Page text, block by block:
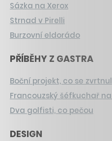
Sázka na Xerox
Strnad v Pirelli
Burzovní eldorádo
PŘÍBĚHY Z GASTRA
Boční projekt, co se zvrtnul
Francouzský šéfkuchař
Dva golfisti, co pečou
DESIGN